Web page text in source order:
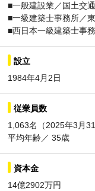
■一般建設業／国土交
■一級建築士事務所／
■西日本一級建築士事
設立
1984年4月2日
従業員数
1,063名（2025年3月31
平均年齢／ 35歳
資本金
14億2902万円